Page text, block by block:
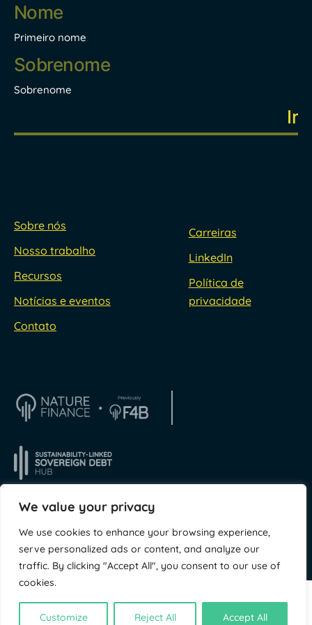
We value your privacy
We use cookies to enhance your browsing experience,
serve personalized ads or content, and analyze our
traffic. By clicking "Accept All", you consent to our use of
cookies.
Customize Reject All Accept All
Primeiro nome
Sobrenome
Sobre nós
Nosso trabalho
Recursos
Notícias e eventos
Contato
Carreiras
LinkedIn
Política de
privacidade
© NatureFinance 2026 Site daJory & Co